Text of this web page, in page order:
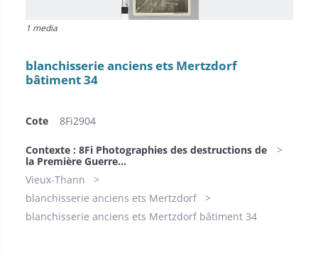
1 media
blanchisserie anciens ets Mertzdorf
bâtiment 34
Cote 8Fi2904
Contexte : 8Fi Photographies des destructions de
la Première Guerre...
Vieux-Thann
blanchisserie anciens ets Mertzdorf
blanchisserie anciens ets Mertzdorf bâtiment 34